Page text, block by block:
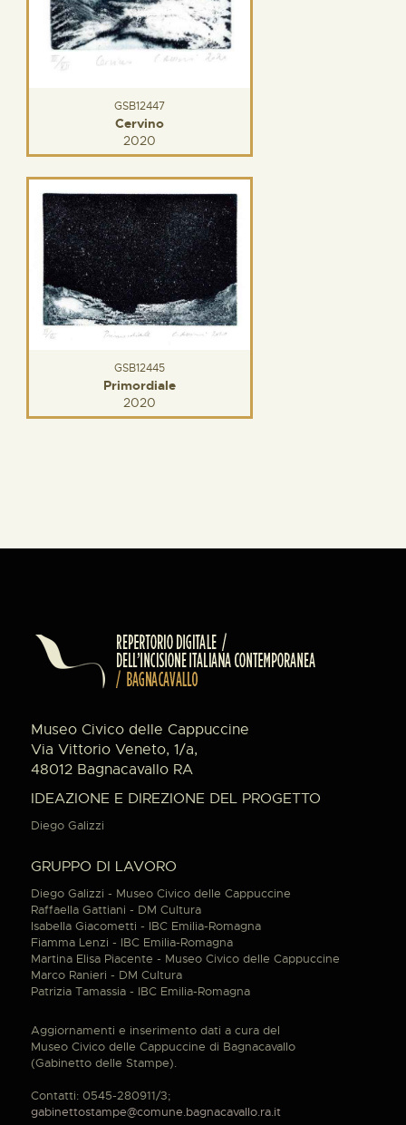
GSB12447
Cervino
2020
GSB12445
Primordiale
2020
Museo Civico delle Cappuccine
Via Vittorio Veneto, 1/a,
48012 Bagnacavallo RA
IDEAZIONE E DIREZIONE DEL PROGETTO
Diego Galizzi
GRUPPO DI LAVORO
Diego Galizzi - Museo Civico delle Cappuccine
Raffaella Gattiani - DM Cultura
Isabella Giacometti - IBC Emilia-Romagna
Fiamma Lenzi - IBC Emilia-Romagna
Martina Elisa Piacente - Museo Civico delle Cappuccine
Marco Ranieri - DM Cultura
Patrizia Tamassia - IBC Emilia-Romagna
Aggiornamenti e inserimento dati a cura del
Museo Civico delle Cappuccine di Bagnacavallo
(Gabinetto delle Stampe).
Contatti: 0545-280911/3;
gabinettostampe@comune.bagnacavallo.ra.it